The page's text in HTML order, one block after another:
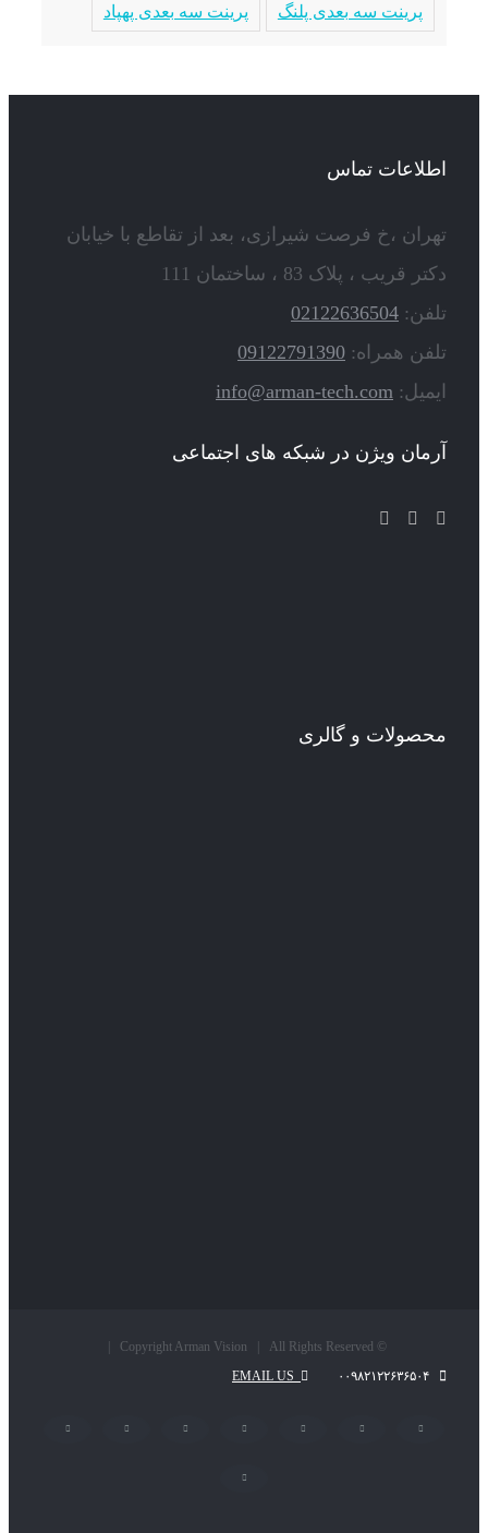
پرینت سه بعدی پلنگ پرینت سه بعدی پهپاد
اطلاعات تماس
تهران ،خ فرصت شیرازی، بعد از تقاطع با خیابان
دکتر قریب ، پلاک 83 ، ساختمان 111
تلفن:02122636504
تلفن همراه:09122791390
ایمیل:info@arman-tech.com
آرمان ویژن در شبکه های اجتماعی
محصولات و گالری
۰۰۹۸۲۱۲۲۶۳۶۵۰۴
Facebook
Twitter
Flickr
YouTube
Instagram
Pinterest
LinkedIn
پست